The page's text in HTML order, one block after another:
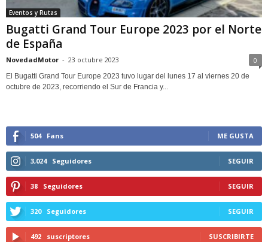
Eventos y Rutas
Bugatti Grand Tour Europe 2023 por el Norte
de España
NovedadMotor - 23 octubre 2023 0
El Bugatti Grand Tour Europe 2023 tuvo lugar del lunes 17 al viernes 20 de
octubre de 2023, recorriendo el Sur de Francia y...
504 Fans ME GUSTA
3,024 Seguidores SEGUIR
38 Seguidores SEGUIR
320 Seguidores SEGUIR
492 suscriptores SUSCRIBIRTE